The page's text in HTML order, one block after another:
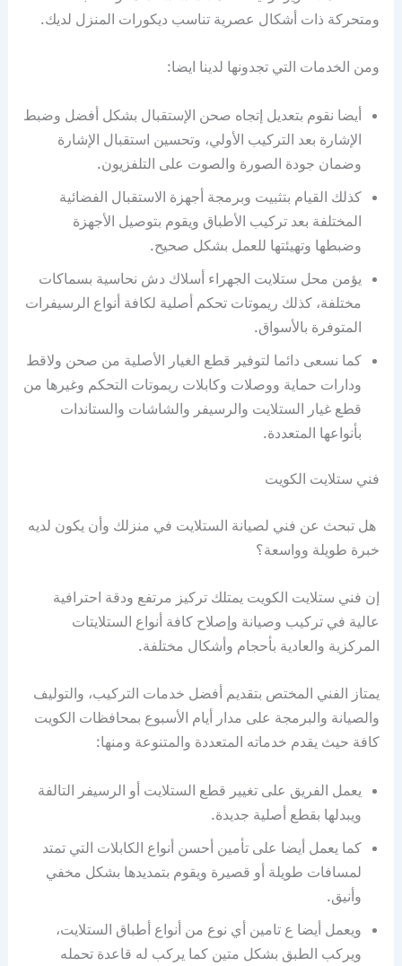
ومتحركة ذات أشكال عصرية تناسب ديكورات المنزل لديك.
ومن الخدمات التي تجدونها لدينا ايضا:
أيضا نقوم بتعديل إتجاه صحن الإستقبال بشكل أفضل وضبط
الإشارة بعد التركيب الأولي، وتحسين استقبال الإشارة
وضمان جودة الصورة والصوت على التلفزيون.
كذلك القيام بتثبيت وبرمجة أجهزة الاستقبال الفضائية
المختلفة بعد تركيب الأطباق ويقوم بتوصيل الأجهزة
وضبطها وتهيئتها للعمل بشكل صحيح.
يؤمن محل ستلايت الجهراء أسلاك دش نحاسية بسماكات
مختلفة، كذلك ريموتات تحكم أصلية لكافة أنواع الرسيفرات
المتوفرة بالأسواق.
كما نسعى دائما لتوفير قطع الغيار الأصلية من صحن ولاقط
ودارات حماية ووصلات وكابلات ريموتات التحكم وغيرها من
قطع غيار الستلايت والرسيفر والشاشات والستاندات
بأنواعها المتعددة.
فني ستلايت الكويت
هل تبحث عن فني لصيانة الستلايت في منزلك وأن يكون لديه
خبرة طويلة وواسعة؟
إن فني ستلايت الكويت يمتلك تركيز مرتفع ودقة احترافية
عالية في تركيب وصيانة وإصلاح كافة أنواع الستلايتات
المركزية والعادية بأحجام وأشكال مختلفة.
يمتاز الفني المختص بتقديم أفضل خدمات التركيب، والتوليف
والصيانة والبرمجة على مدار أيام الأسبوع بمحافظات الكويت
كافة حيث يقدم خدماته المتعددة والمتنوعة ومنها:
يعمل الفريق على تغيير قطع الستلايت أو الرسيفر التالفة
ويبدلها بقطع أصلية جديدة.
كما يعمل أيضا على تأمين أحسن أنواع الكابلات التي تمتد
لمسافات طويلة أو قصيرة ويقوم بتمديدها بشكل مخفي
وأنيق.
ويعمل أيضا ع تامين أي نوع من أنواع أطباق الستلايت،
ويركب الطبق بشكل متين كما يركب له قاعدة تحمله